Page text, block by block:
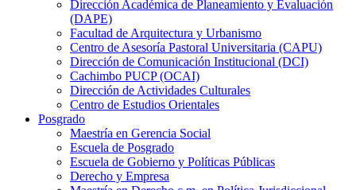
Dirección Académica de Planeamiento y Evaluación
(DAPE)
Facultad de Arquitectura y Urbanismo
Centro de Asesoría Pastoral Universitaria (CAPU)
Dirección de Comunicación Institucional (DCI)
Cachimbo PUCP (OCAI)
Dirección de Actividades Culturales
Centro de Estudios Orientales
Posgrado
Maestría en Gerencia Social
Escuela de Posgrado
Escuela de Gobierno y Políticas Públicas
Derecho y Empresa